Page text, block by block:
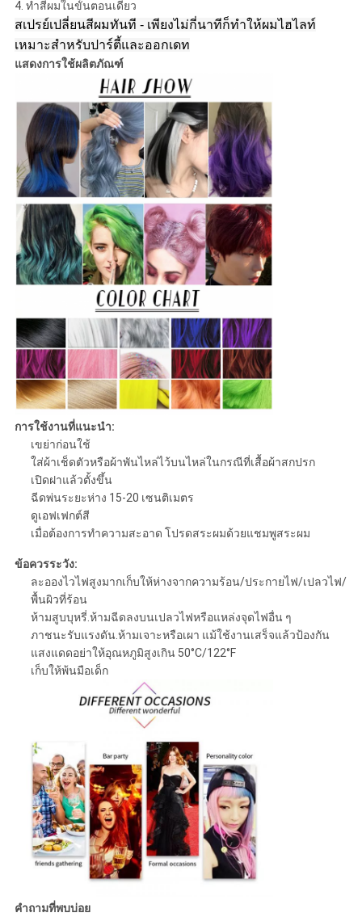
4. ทำสีผมในขั้นตอนเดียว
สเปรย์เปลี่ยนสีผมทันที - เพียงไม่กี่นาทีก็ทำให้ผมไฮไลท์
เหมาะสำหรับปาร์ตี้และออกเดท
แสดงการใช้ผลิตภัณฑ์
การใช้งานที่แนะนำ:
เขย่าก่อนใช้
ใส่ผ้าเช็ดตัวหรือผ้าพันไหล่ไว้บนไหล่ในกรณีที่เสื้อผ้าสกปรก
เปิดฝาแล้วตั้งขึ้น
ฉีดพ่นระยะห่าง 15-20 เซนติเมตร
ดูเอฟเฟกต์สี
เมื่อต้องการทำความสะอาด โปรดสระผมด้วยแชมพูสระผม
ข้อควรระวัง:
ละอองไวไฟสูงมากเก็บให้ห่างจากความร้อน/ประกายไฟ/เปลวไฟ/
พื้นผิวที่ร้อน
ห้ามสูบบุหรี่.ห้ามฉีดลงบนเปลวไฟหรือแหล่งจุดไฟอื่น ๆ
ภาชนะรับแรงดัน.ห้ามเจาะหรือเผา แม้ใช้งานเสร็จแล้วป้องกัน
แสงแดดอย่าให้อุณหภูมิสูงเกิน 50°C/122°F
เก็บให้พ้นมือเด็ก
คำถามที่พบบ่อย